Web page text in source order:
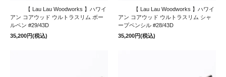
【 Lau Lau Woodworks 】ハワイ
アン コアウッド ウルトラスリム ボー
ルペン #29/43D
35,200円(税込)
【 Lau Lau Woodworks 】ハワイ
アン コアウッド ウルトラスリム シャ
ープペンシル #28/43D
35,200円(税込)